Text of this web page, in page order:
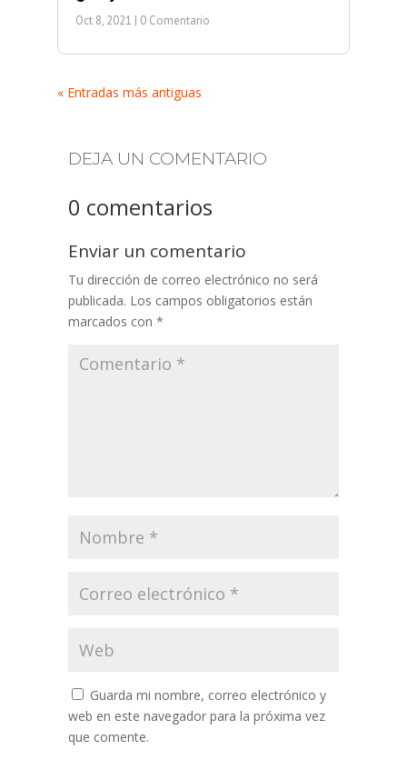
Oct 8, 2021 | 0 Comentario
« Entradas más antiguas
DEJA UN COMENTARIO
0 comentarios
Enviar un comentario
Tu dirección de correo electrónico no será
publicada. Los campos obligatorios están
marcados con *
Guarda mi nombre, correo electrónico y
web en este navegador para la próxima vez
que comente.